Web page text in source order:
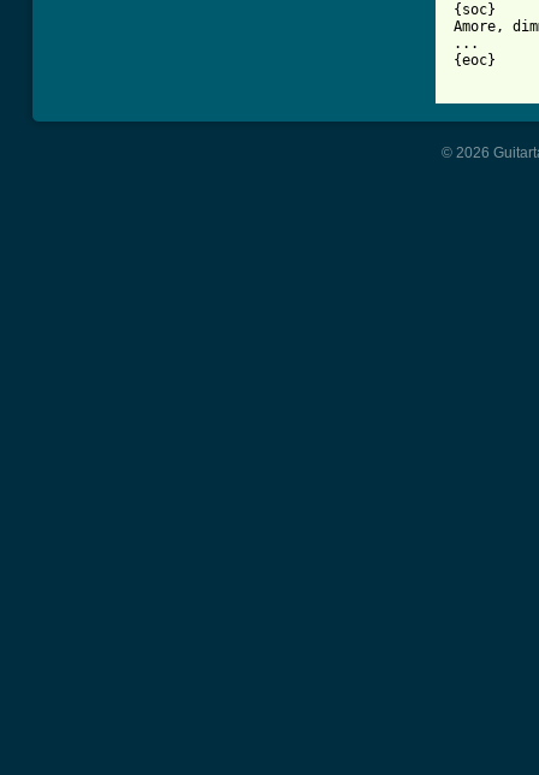
{soc}
Amore,
...
{eoc}
© 2026